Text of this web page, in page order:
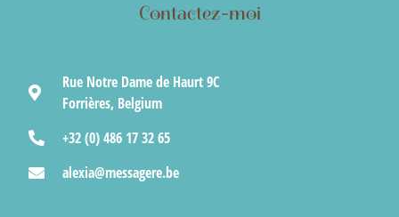
Contactez-moi
Rue Notre Dame de Haurt 9C
Forrières, Belgium
+32 (0) 486 17 32 65
alexia@messagere.be